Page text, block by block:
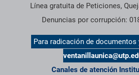
Línea gratuita de Peticiones,
Denuncias por corrupción:
Para radicación de
Canales de atención